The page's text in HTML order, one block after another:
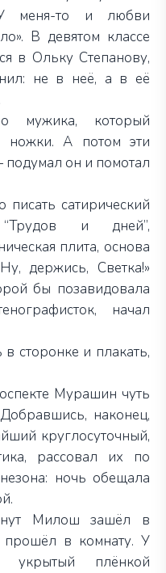
меня-то и любви
В девятом классе
в Ольку Степанову,
не в неё, а в её
мужика, который
ножки. А потом эти
подумал он и помотал
писать сатирический
и дней”,
плита, основа
держись, Светка!»
бы позавидовала
начал
сторонке и плакать,
Мурашин чуть
наконец,
круглосуточный,
рассовал их по
ночь обещала
Милош зашёл в
прошёл в комнату. У
плёнкой